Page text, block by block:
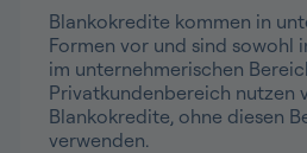
Blankokredite kommen in
Formen vor und sind sowohl
im unternehmerischen
Privatkundenbereich nutzen
Blankokredite, ohne diesen
verwenden.